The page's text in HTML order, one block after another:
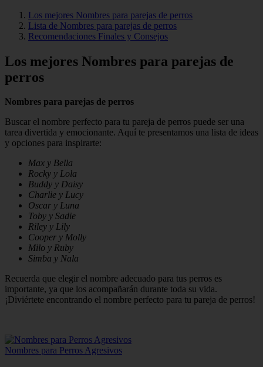
Los mejores Nombres para parejas de perros
Lista de Nombres para parejas de perros
Recomendaciones Finales y Consejos
Los mejores Nombres para parejas de
perros
Nombres para parejas de perros
Buscar el nombre perfecto para tu pareja de perros puede ser una
tarea divertida y emocionante. Aquí te presentamos una lista de ideas
y opciones para inspirarte:
Max y Bella
Rocky y Lola
Buddy y Daisy
Charlie y Lucy
Oscar y Luna
Toby y Sadie
Riley y Lily
Cooper y Molly
Milo y Ruby
Simba y Nala
Recuerda que elegir el nombre adecuado para tus perros es
importante, ya que los acompañarán durante toda su vida.
¡Diviértete encontrando el nombre perfecto para tu pareja de perros!
Nombres para Perros Agresivos